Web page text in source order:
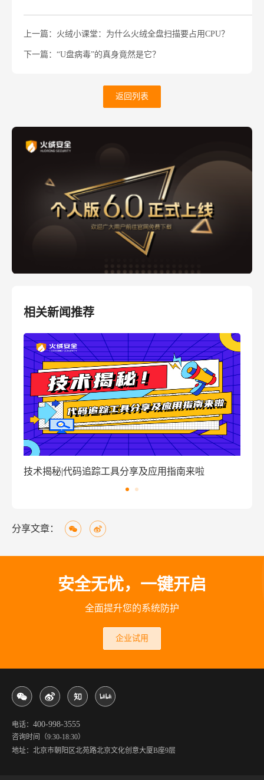
上一篇：火绒小课堂：为什么火绒全盘扫描要占用CPU？
下一篇：“U盘病毒”的真身竟然是它？
返回列表
相关新闻推荐
具分享及应用指南来啦 窃密病毒伪装Windows激
分享文章：
安全无忧，一键开启
全面提升您的系统防护
企业试用
电话： 400-998-3555
咨询时间（9:30-18:30）
地址：北京市朝阳区北苑路北京文化创意大厦B座9层